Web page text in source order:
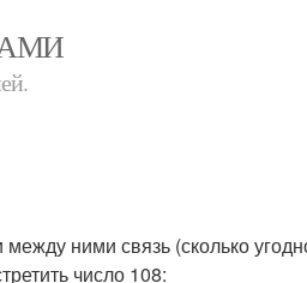
ними связь (сколько
число 108: